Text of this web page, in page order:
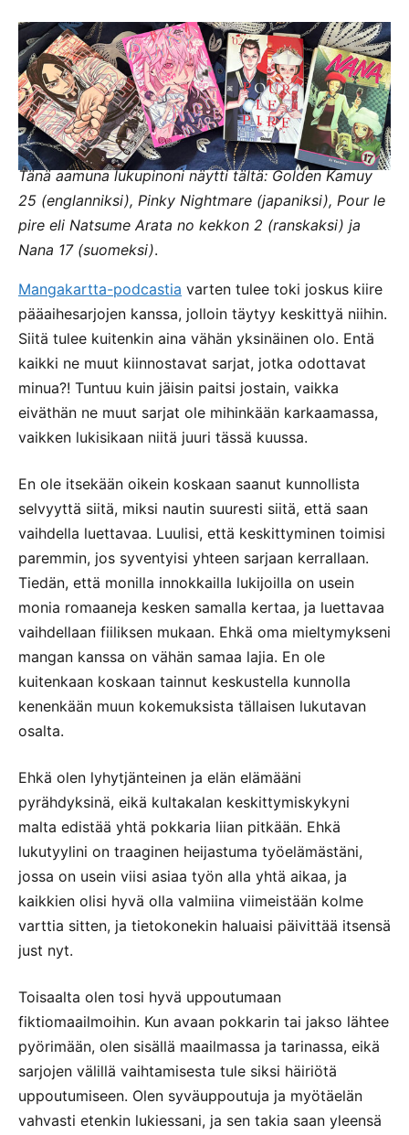
Tänä aamuna lukupinoni näytti tältä: Golden Kamuy
25 (englanniksi), Pinky Nightmare (japaniksi), Pour le
pire eli Natsume Arata no kekkon 2 (ranskaksi) ja
Nana 17 (suomeksi).
Mangakartta-podcastia varten tulee toki joskus kiire
pääaihesarjojen kanssa, jolloin täytyy keskittyä niihin.
Siitä tulee kuitenkin aina vähän yksinäinen olo. Entä
kaikki ne muut kiinnostavat sarjat, jotka odottavat
minua?! Tuntuu kuin jäisin paitsi jostain, vaikka
eiväthän ne muut sarjat ole mihinkään karkaamassa,
vaikken lukisikaan niitä juuri tässä kuussa.
En ole itsekään oikein koskaan saanut kunnollista
selvyyttä siitä, miksi nautin suuresti siitä, että saan
vaihdella luettavaa. Luulisi, että keskittyminen toimisi
paremmin, jos syventyisi yhteen sarjaan kerrallaan.
Tiedän, että monilla innokkailla lukijoilla on usein
monia romaaneja kesken samalla kertaa, ja luettavaa
vaihdellaan fiiliksen mukaan. Ehkä oma mieltymykseni
mangan kanssa on vähän samaa lajia. En ole
kuitenkaan koskaan tainnut keskustella kunnolla
kenenkään muun kokemuksista tällaisen lukutavan
osalta.
Ehkä olen lyhytjänteinen ja elän elämääni
pyrähdyksinä, eikä kultakalan keskittymiskykyni
malta edistää yhtä pokkaria liian pitkään. Ehkä
lukutyylini on traaginen heijastuma työelämästäni,
jossa on usein viisi asiaa työn alla yhtä aikaa, ja
kaikkien olisi hyvä olla valmiina viimeistään kolme
varttia sitten, ja tietokonekin haluaisi päivittää itsensä
just nyt.
Toisaalta olen tosi hyvä uppoutumaan
fiktiomaailmoihin. Kun avaan pokkarin tai jakso lähtee
pyörimään, olen sisällä maailmassa ja tarinassa, eikä
sarjojen välillä vaihtamisesta tule siksi häiriötä
uppoutumiseen. Olen syväuppoutuja ja myötäelän
vahvasti etenkin lukiessani, ja sen takia saan yleensä